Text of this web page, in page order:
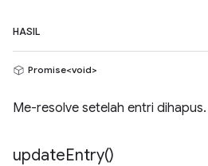
HASIL
Promise<void>
Me-resolve setelah entri dihapus.
updateEntry()